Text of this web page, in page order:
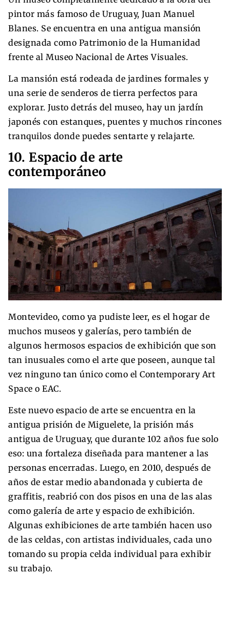
pintor más famoso de Uruguay, Juan Manuel
Blanes. Se encuentra en una antigua mansión
designada como Patrimonio de la Humanidad
frente al Museo Nacional de Artes Visuales.
La mansión está rodeada de jardines formales y
una serie de senderos de tierra perfectos para
explorar. Justo detrás del museo, hay un jardín
japonés con estanques, puentes y muchos rincones
tranquilos donde puedes sentarte y relajarte.
10. Espacio de arte
contemporáneo
Montevideo, como ya pudiste leer, es el hogar de
muchos museos y galerías, pero también de
algunos hermosos espacios de exhibición que son
tan inusuales como el arte que poseen, aunque tal
vez ninguno tan único como el Contemporary Art
Space o EAC.
Este nuevo espacio de arte se encuentra en la
antigua prisión de Miguelete, la prisión más
antigua de Uruguay, que durante 102 años fue solo
eso: una fortaleza diseñada para mantener a las
personas encerradas. Luego, en 2010, después de
años de estar medio abandonada y cubierta de
graffitis, reabrió con dos pisos en una de las alas
como galería de arte y espacio de exhibición.
Algunas exhibiciones de arte también hacen uso
de las celdas, con artistas individuales, cada uno
tomando su propia celda individual para exhibir
su trabajo.